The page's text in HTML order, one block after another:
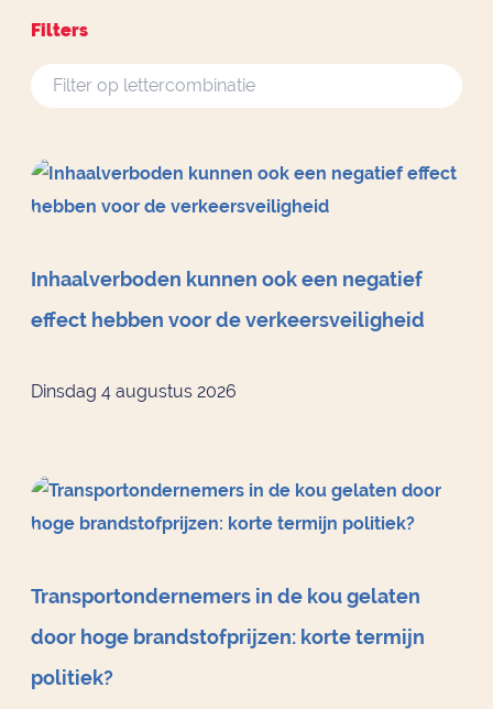
Filters
Inhaalverboden kunnen ook een negatief
effect hebben voor de verkeersveiligheid
Dinsdag 4 augustus 2026
Transportondernemers in de kou gelaten
door hoge brandstofprijzen: korte termijn
politiek?